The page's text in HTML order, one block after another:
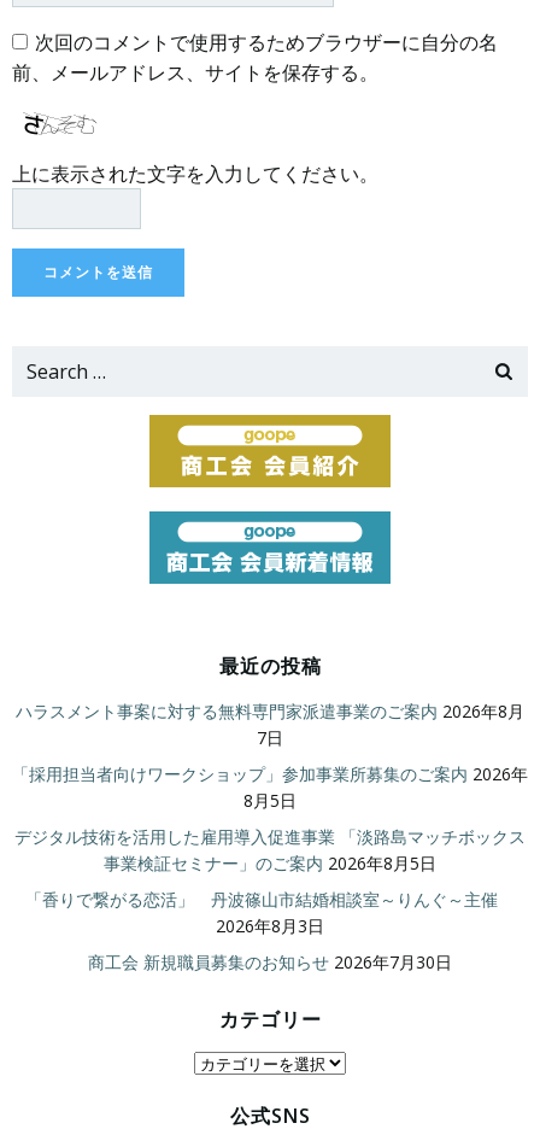
次回のコメントで使用するためブラウザーに自分の名
前、メールアドレス、サイトを保存する。
上に表示された文字を入力してください。
Search
最近の投稿
ハラスメント事案に対する無料専門家派遣事業のご案内 2026年8月
7日
「採用担当者向けワークショップ」参加事業所募集のご案内 2026年
8月5日
デジタル技術を活用した雇用導入促進事業 「淡路島マッチボックス
事業検証セミナー」のご案内 2026年8月5日
「香りで繋がる恋活」 丹波篠山市結婚相談室～りんぐ～主催
2026年8月3日
商工会 新規職員募集のお知らせ 2026年7月30日
カテゴリー
カ
公式SNS